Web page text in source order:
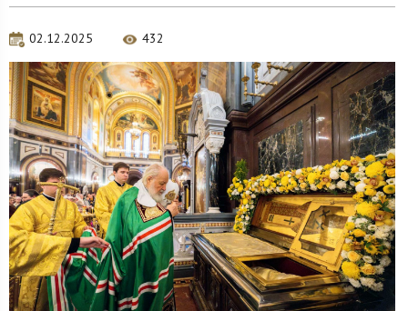
02.12.2025 432